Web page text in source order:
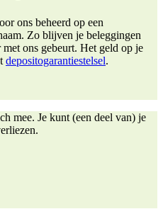
ons beheerd op een
Zo blijven je beleggingen
ons gebeurt. Het geld op je
depositogarantiestelsel.
mee. Je kunt (een deel van) je